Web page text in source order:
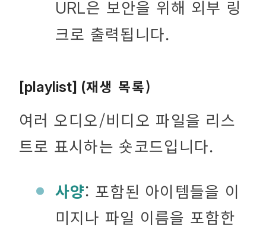
URL은 보안을 위해 외부 링
크로 출력됩니다.
[playlist] (재생 목록)
여러 오디오/비디오 파일을 리스
트로 표시하는 숏코드입니다.
사양: 포함된 아이템들을 이
미지나 파일 이름을 포함한